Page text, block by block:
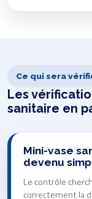
Ce qui sera
Les
sanitaire en
Mini-vase
devenu
Le contrôle
correctement la